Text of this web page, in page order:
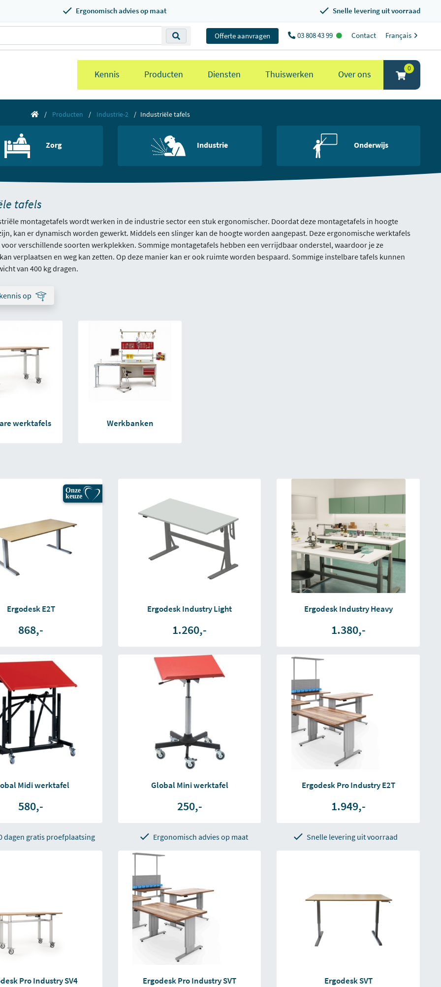
Ergonomisch advies op maat Snelle levering uit voorraad
Offerte aanvragen 03 808 43 99 Contact Français
Kennis Producten Diensten Thuiswerken Over ons
0
Producten Industrie-2 Industriële tafels
Zorg Industrie Onderwijs
tafels
montagetafels wordt werken in de industrie sector een stuk ergonomischer. Doordat deze montagetafels in hoogte
kan er dynamisch worden gewerkt. Middels een slinger kan de hoogte worden aangepast. Deze ergonomische werktafels
verschillende soorten werkplekken. Sommige montagetafels hebben een verrijdbaar onderstel, waardoor je ze
verplaatsen en weg kan zetten. Op deze manier kan er ook ruimte worden bespaard. Sommige instelbare tafels kunnen
van 400 kg dragen.
op
werktafels Werkbanken
Onze
keuze
Ergodesk E2T
868,-
Ergodesk Industry Light
1.260,-
Ergodesk Industry Heavy
1.380,-
Midi werktafel
580,-
Global Mini werktafel
250,-
Ergodesk Pro Industry E2T
1.949,-
dagen gratis proefplaatsing Ergonomisch advies op maat Snelle levering uit voorraad
Pro Industry SV4 Ergodesk Pro Industry SVT Ergodesk SVT